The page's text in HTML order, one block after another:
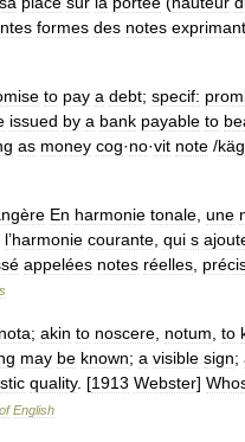
formes des notes exprimant
to pay a debt; specif:
issued by a bank payable to
as money cog·no·vit note /käg
En harmonie tonale une
l’harmonie courante qui s
appelées notes réelles
nota; akin to noscere notum to
may be known; a visible sign;
quality. [1913 Webster]
of English